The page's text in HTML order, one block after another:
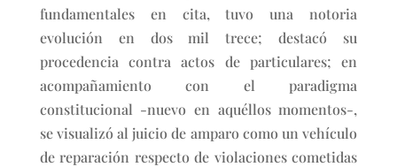
fundamentales en cita, tuvo una notoria
evolución en dos mil trece; destacó su
procedencia contra actos de particulares; en
acompañamiento con el paradigma
constitucional -nuevo en aquéllos momentos-,
se visualizó al juicio de amparo como un vehículo
de reparación respecto de violaciones cometidas